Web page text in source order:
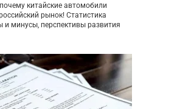
китайские автомобили
рынок! Статистика
и минусы, перспективы развития